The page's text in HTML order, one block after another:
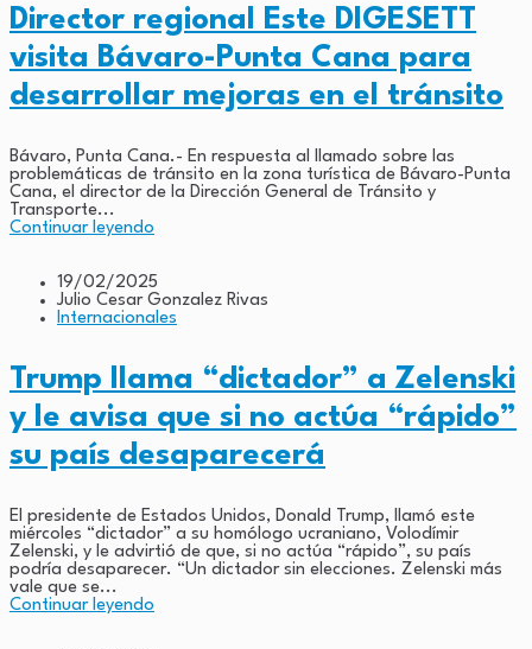
Director regional Este DIGESETT
visita Bávaro-Punta Cana para
desarrollar mejoras en el tránsito
Bávaro, Punta Cana.- En respuesta al llamado sobre las
problemáticas de tránsito en la zona turística de Bávaro-Punta
Cana, el director de la Dirección General de Tránsito y
Transporte...
Continuar leyendo
19/02/2025
Julio Cesar Gonzalez Rivas
Internacionales
Trump llama “dictador” a Zelenski
y le avisa que si no actúa “rápido”
su país desaparecerá
El presidente de Estados Unidos, Donald Trump, llamó este
miércoles “dictador” a su homólogo ucraniano, Volodímir
Zelenski, y le advirtió de que, si no actúa “rápido”, su país
podría desaparecer. “Un dictador sin elecciones. Zelenski más
vale que se...
Continuar leyendo